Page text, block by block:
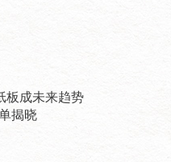
板成未来趋势
揭晓